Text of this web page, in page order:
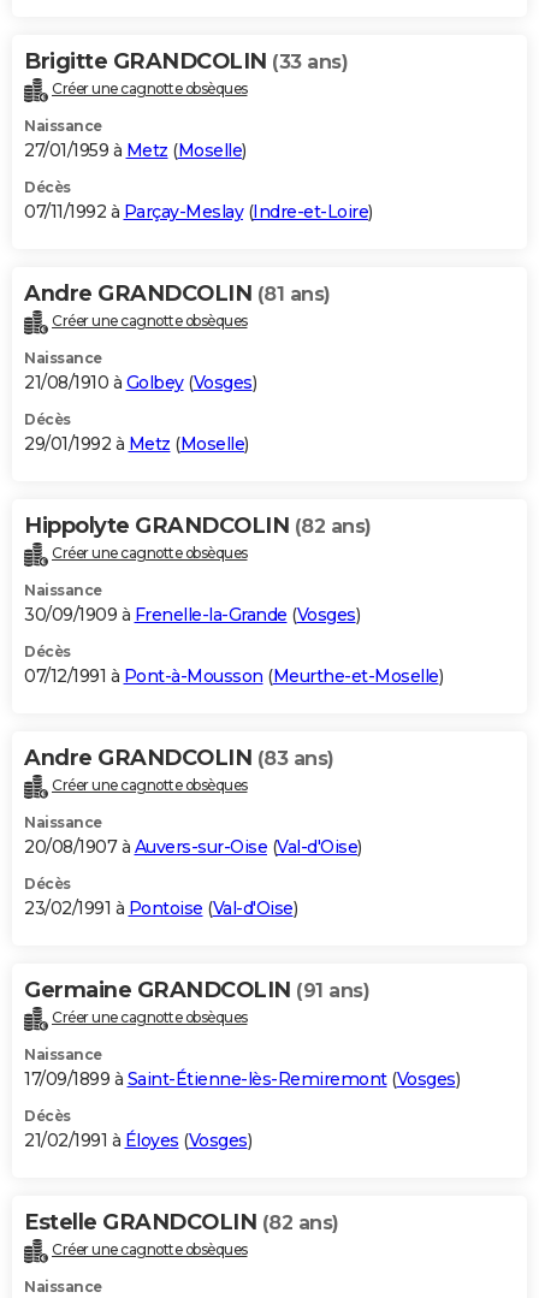
Brigitte GRANDCOLIN (33 ans)
Créer une cagnotte obsèques
Naissance
27/01/1959 à Metz (Moselle)
Décès
07/11/1992 à Parçay-Meslay(Indre-et-Loire)
Andre GRANDCOLIN (81 ans)
Créer une cagnotte obsèques
Naissance
21/08/1910 à Golbey(Vosges)
Décès
29/01/1992 à Metz (Moselle)
Hippolyte GRANDCOLIN (82 ans)
Créer une cagnotte obsèques
Naissance
30/09/1909 à Frenelle-la-Grande (Vosges)
Décès
07/12/1991 à Pont-à-Mousson (Meurthe-et-Moselle)
Andre GRANDCOLIN (83 ans)
Créer une cagnotte obsèques
Naissance
20/08/1907 à Auvers-sur-Oise (Val-d'Oise)
Décès
23/02/1991 à Pontoise (Val-d'Oise)
Germaine GRANDCOLIN (91 ans)
Créer une cagnotte obsèques
Naissance
17/09/1899 à Saint-Étienne-lès-Remiremont(Vosges)
Décès
21/02/1991 à Éloyes (Vosges)
Estelle GRANDCOLIN (82 ans)
Créer une cagnotte obsèques
Naissance